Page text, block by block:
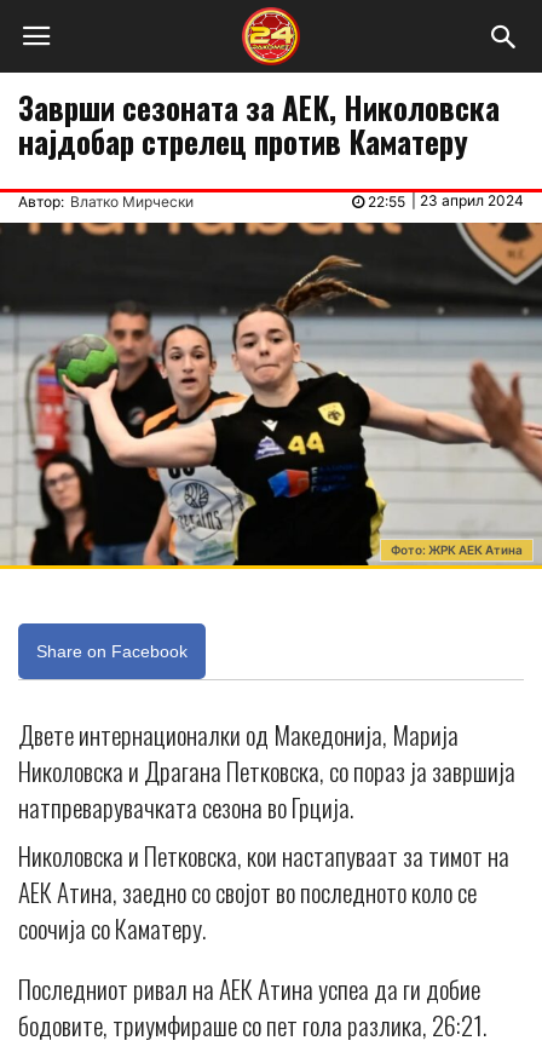
Заврши сезоната за АЕК, Николовска
најдобар стрелец против Каматеру
Автор: Влатко Мирчески 23 април 2024
22:55
Фото: ЖРК АЕК Атина
Share on Facebook
Двете интернационалки од Македонија, Марија
Николовска и Драгана Петковска, со пораз ја завршија
натпреварувачката сезона во Грција.
Николовска и Петковска, кои настапуваат за тимот на
АЕК Атина, заедно со својот во последното коло се
соочија со Каматеру.
Последниот ривал на АЕК Атина успеа да ги добие
бодовите, триумфираше со пет гола разлика, 26:21.